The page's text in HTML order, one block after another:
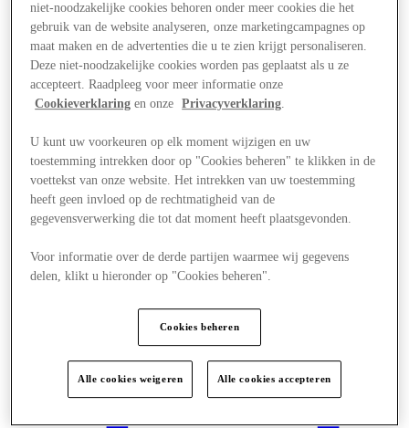
niet-noodzakelijke cookies behoren onder meer cookies die het
gebruik van de website analyseren, onze marketingcampagnes op
maat maken en de advertenties die u te zien krijgt personaliseren.
Deze niet-noodzakelijke cookies worden pas geplaatst als u ze
accepteert. Raadpleeg voor meer informatie onze
Cookieverklaring en onze Privacyverklaring.
U kunt uw voorkeuren op elk moment wijzigen en uw
toestemming intrekken door op "Cookies beheren" te klikken in de
voettekst van onze website. Het intrekken van uw toestemming
heeft geen invloed op de rechtmatigheid van de
gegevensverwerking die tot dat moment heeft plaatsgevonden.
Voor informatie over de derde partijen waarmee wij gegevens
delen, klikt u hieronder op "Cookies beheren".
Cookies beheren
Alle cookies weigeren Alle cookies accepteren